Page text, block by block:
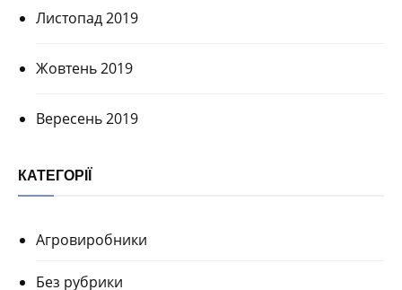
Листопад 2019
Жовтень 2019
Вересень 2019
КАТЕГОРІЇ
Агровиробники
Без рубрики